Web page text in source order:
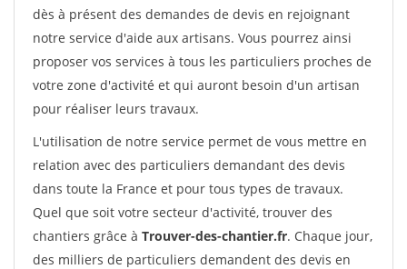
dès à présent des demandes de devis en rejoignant
notre service d'aide aux artisans. Vous pourrez ainsi
proposer vos services à tous les particuliers proches de
votre zone d'activité et qui auront besoin d'un artisan
pour réaliser leurs travaux.
L'utilisation de notre service permet de vous mettre en
relation avec des particuliers demandant des devis
dans toute la France et pour tous types de travaux.
Quel que soit votre secteur d'activité, trouver des
chantiers grâce à Trouver-des-chantier.fr. Chaque jour,
des milliers de particuliers demandent des devis en